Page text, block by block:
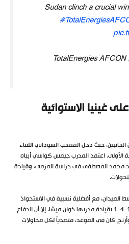
Sudan clinch a crucial
غينيا الاستوائية
حيث دخل المنتخب السوداني اللقاء
اعتمد المدرب جيمس كواسي أبياه
متوازن 4-2-3-1، بوجود محمد المصطفى في حراسة المرمى، وقيادة
مع أفضلية نسبية في الاستحواذ
لغينيا الاستوائية التي لعبت بخطة 4-1-4-1 بقيادة مدربها خوان ميشا. إلا أن الدفاع
كان في الموعد، متصدياً لكل محاولات